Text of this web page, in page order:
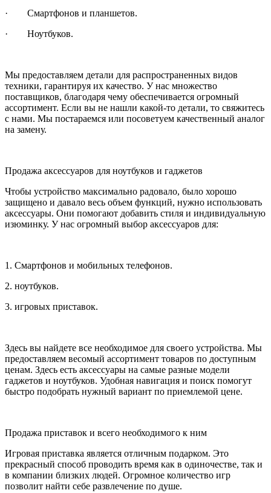
· Смартфонов и планшетов.
· Ноутбуков.
Мы предоставляем детали для распространенных видов
техники, гарантируя их качество. У нас множество
поставщиков, благодаря чему обеспечивается огромный
ассортимент. Если вы не нашли какой-то детали, то свяжитесь
с нами. Мы постараемся или посоветуем качественный аналог
на замену.
Продажа аксессуаров для ноутбуков и гаджетов
Чтобы устройство максимально радовало, было хорошо
защищено и давало весь объем функций, нужно использовать
аксессуары. Они помогают добавить стиля и индивидуальную
изюминку. У нас огромный выбор аксессуаров для:
1. Смартфонов и мобильных телефонов.
2. ноутбуков.
3. игровых приставок.
Здесь вы найдете все необходимое для своего устройства. Мы
предоставляем весомый ассортимент товаров по доступным
ценам. Здесь есть аксессуары на самые разные модели
гаджетов и ноутбуков. Удобная навигация и поиск помогут
быстро подобрать нужный вариант по приемлемой цене.
Продажа приставок и всего необходимого к ним
Игровая приставка является отличным подарком. Это
прекрасный способ проводить время как в одиночестве, так и
в компании близких людей. Огромное количество игр
позволит найти себе развлечение по душе.